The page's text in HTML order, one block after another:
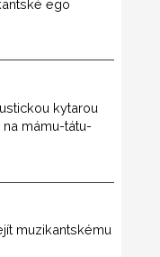
ego
kytarou
mámu-tátu-
muzikantskému